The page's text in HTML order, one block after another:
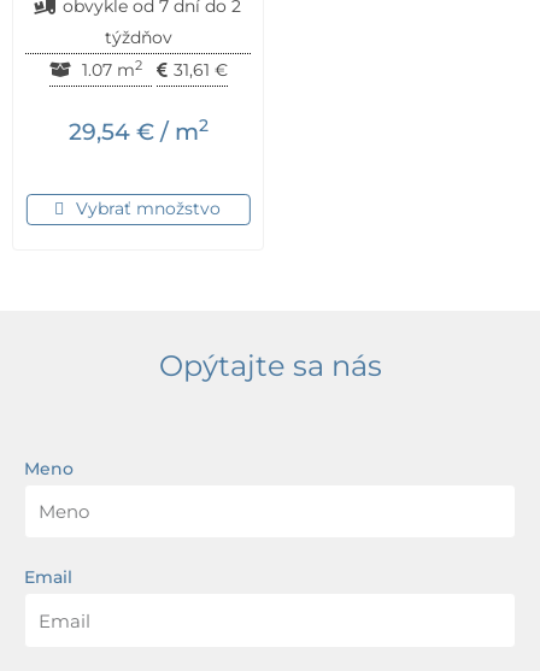
obvykle od 7 dní do 2
týždňov
1.07 m2 31,61 €
29,54 €/ m2
Vybrať množstvo
Opýtajte sa nás
Meno
Email